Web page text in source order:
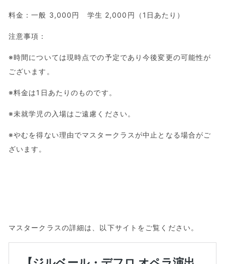
料金：一般 3,000円 学生 2,000円（1日あたり）
注意事項：
※時間については現時点での予定であり今後変更の可能性が
ございます。
※料金は1日あたりのものです。
※未就学児の入場はご遠慮ください。
※やむを得ない理由でマスタークラスが中止となる場合がご
ざいます。
マスタークラスの詳細は、以下サイトをご覧ください。